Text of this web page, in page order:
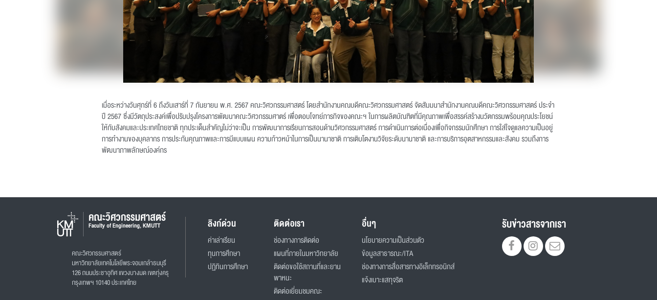
เมื่อระหว่างวันศุกร์ที่ 6 ถึงวันเสาร์ที่ 7 กันยายน พ.ศ. 2567 คณะวิศวกรรมศาสตร์ โดยสำนักงานคณบดีคณะวิศวกรรมศาสตร์ จัดสัมมนาสำนักงานคณบดีคณะวิศวกรรมศาสตร์ ประจำ
ปี 2567 ซึ่งมีวัตถุประสงค์เพื่อปรับปรุงโครงการพัฒนาคณะวิศวกรรมศาตร์ เพื่อตอบโจทย์ภารกิจของคณะฯ ในการผลิตบัณฑิตที่มีคุณภาพเพื่อสรรค์สร้างนวัตกรรมพร้อมคุณประโยชน์
ให้กับสังคมและประเทศไทยชาติ ทุกประเด็นสำคัญไม่ว่าจะเป็น การพัฒนาการเรียนการสอนด้านวิศวกรรมศาสตร์ การดำเนินการต่อเนื่องเพื่อกิจกรรมนักศึกษา การใส่ใจดูแลความเป็นอยู่
การทำงานของบุคลากร การประกันคุณภาพและการมีแบบแผน ความก้าวหน้าในการเป็นนานาชาติ การเติบโตงานวิจัยระดับนานาชาติ และการบริการอุตสาหกรรมและสังคม รวมถึงการ
พัฒนาภาพลักษณ์องค์กร
คณะวิศวกรรมศาสตร์
Faculty of Engineering, KMUTT
คณะวิศวกรรมศาสตร์
มหาวิทยาลัยเทคโนโลยีพระจอมเกล้าธนบุรี
126 ถนนประชาอุทิศ แขวงบางมด เขตทุ่งครุ
กรุงเทพฯ 10140 ประเทศไทย
ลิงก์ด่วน
ค่าเล่าเรียน
ทุนการศึกษา
ปฏิทินการศึกษา
ติดต่อเรา
ช่องทางการติดต่อ
แผนที่ภายในมหาวิทยาลัย
ติดต่อขอใช้สถานที่และยาน
พาหนะ
ติดต่อเยี่ยมชมคณะ
อื่นๆ
นโยบายความเป็นส่วนตัว
ข้อมูลสาธารณะ/ITA
ช่องทางการสื่อสารทางอิเล็กทรอนิกส์
แจ้งเบาะแสทุจริต
รับข่าวสารจากเรา